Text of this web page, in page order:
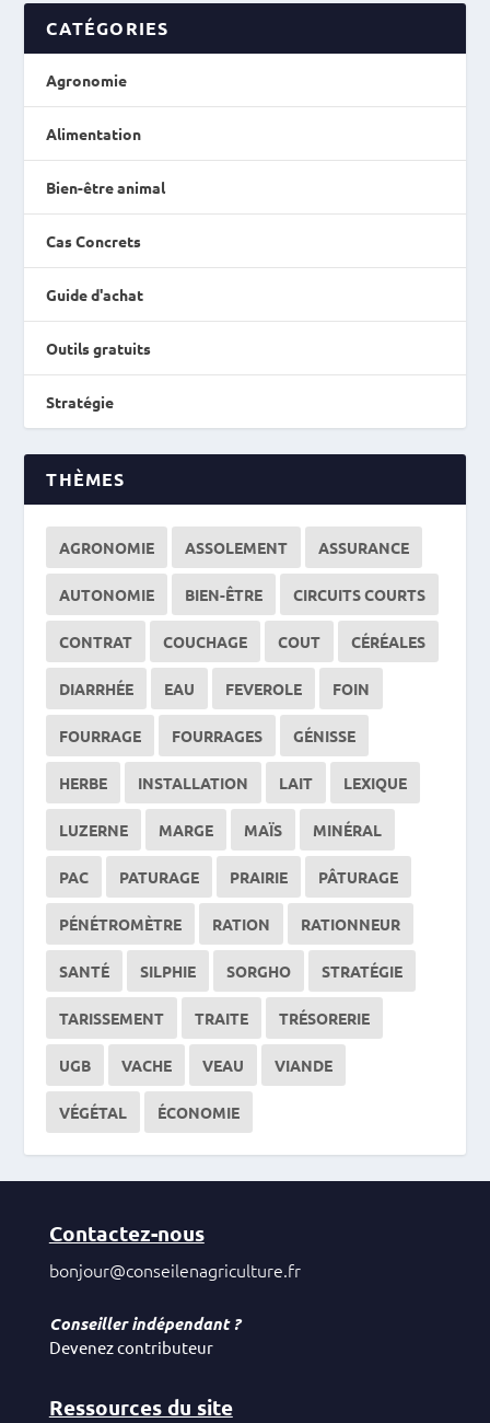
CATÉGORIES
Agronomie
Alimentation
Bien-être animal
Cas Concrets
Guide d'achat
Outils gratuits
Stratégie
THÈMES
AGRONOMIE ASSOLEMENT ASSURANCE
AUTONOMIE BIEN-ÊTRE CIRCUITS COURTS
CONTRAT COUCHAGE COUT CÉRÉALES
DIARRHÉE EAU FEVEROLE FOIN
FOURRAGE FOURRAGES GÉNISSE
HERBE INSTALLATION LAIT LEXIQUE
LUZERNE MARGE MAÏS MINÉRAL
PAC PATURAGE PRAIRIE PÂTURAGE
PÉNÉTROMÈTRE RATION RATIONNEUR
SANTÉ SILPHIE SORGHO STRATÉGIE
TARISSEMENT TRAITE TRÉSORERIE
UGB VACHE VEAU VIANDE
VÉGÉTAL ÉCONOMIE
Contactez-nous
bonjour@conseilenagriculture.fr
Conseiller indépendant ?
Devenez contributeur
Ressources du site